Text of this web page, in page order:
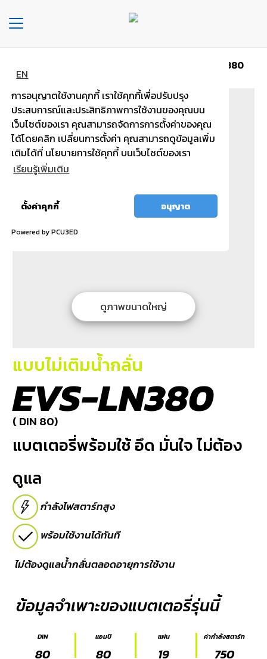
EN
การอนุญาตใช้งานคุกกี้ เราใช้คุกกี้เพื่อปรับปรุง
ประสบการณ์และประสิทธิภาพการใช้งานของคุณบน
เว็บไซต์ของเรา คุณสามารถจัดการการตั้งค่าของคุณ
ได้โดยคลิก เปลี่ยนการตั้งค่า คุณสามารถดูข้อมูลเพิ่ม
เติมได้ที่ นโยบายการใช้คุกกี้ บนเว็บไซต์ของเรา
เรียนรู้เพิ่มเติม
ตั้งค่าคุกกี้ อนุญาต
Powered by PCU3ED
Toggle
navigation
องค์กร
ประเภท
รถยนต์
เเบต
เต
แบตเตอรี่
ข่าว
เเละ
กิจกรรม
ร่วม
กับ
ติดต่อ
เรา
E-
BUSINESS
EVS-LN380
ดูภาพขนาดใหญ่
แบบไม่เติมน้ำกลั่น
EVS-LN380
( DIN 80)
แบตเตอรี่พร้อมใช้ อึด มั่นใจ ไม่ต้อง
ดูแล
กำลังไฟสตาร์ทสูง
พร้อมใช้งานได้ทันที
ไม่ต้องดูแลน้ำกลั่นตลอดอายุการใช้งาน
ข้อมูลจำเพาะของแบตเตอรี่รุ่นนี้
DIN
80
แอมป์
80
แผ่น
19
ค่ากำลังสตาร์ท
750